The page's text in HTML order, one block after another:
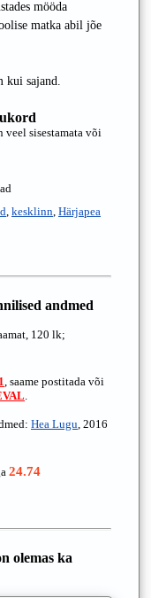
mööda
matka abil jõe
kui sajand.
veel sisestamata või
, kesklinn, Härjapea
andmed
120 lk;
, saame postitada või
.
Hea Lugu, 2016
24.74
olemas ka